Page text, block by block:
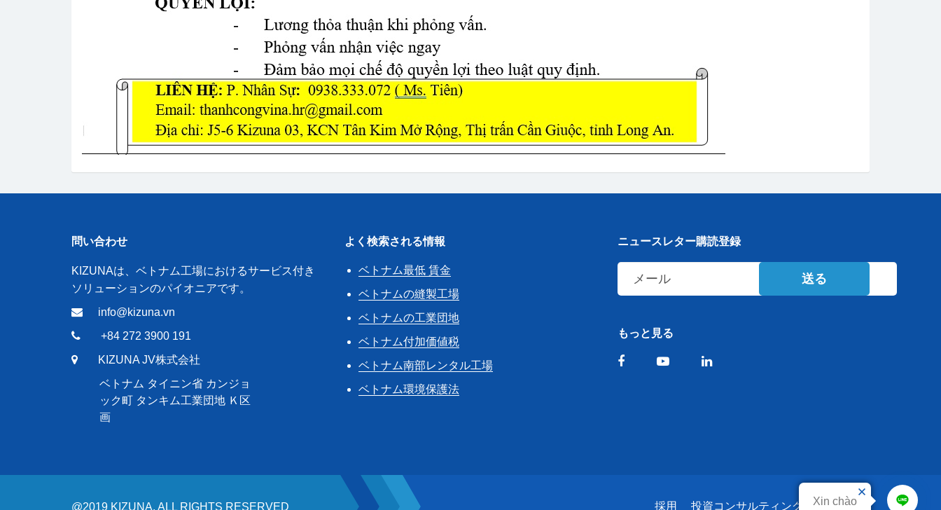
Xin chào
問い合わせ
KIZUNAは、ベトナム工場におけるサービス付き
ソリューションのパイオニアです。
info@kizuna.vn
+84 272 3900 191
KIZUNA JV株式会社
ベトナム タイニン省 カンジョ
ック町 タンキム工業団地 Ｋ区
画
よく検索される情報
ベトナム最低 賃金
ベトナムの縫製工場
ベトナムの工業団地
ベトナム付加価値税
ベトナム南部レンタル工場
ベトナム環境保護法
ニュースレター購読登録
送る
もっと見る
Eサービス
投資コンサルティング
採用
@2019 KIZUNA. ALL RIGHTS RESERVED